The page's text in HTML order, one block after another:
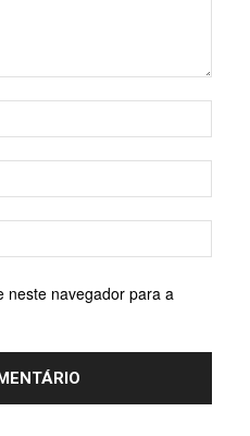
mail:*
neste navegador para a